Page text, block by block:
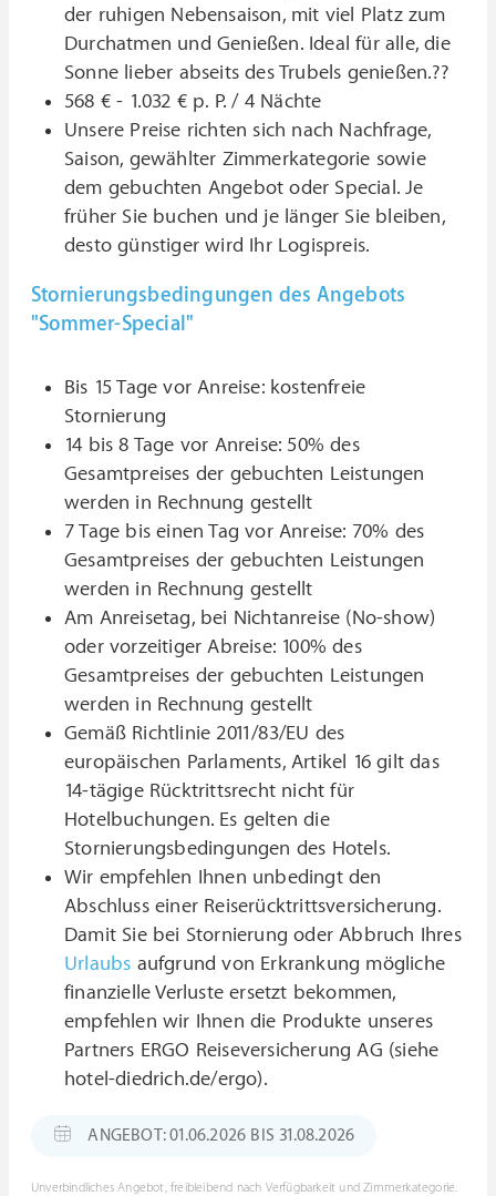
der ruhigen Nebensaison, mit viel Platz zum
Durchatmen und Genießen. Ideal für alle, die
Sonne lieber abseits des Trubels genießen.??
568 € - 1.032 € p. P. / 4 Nächte
Unsere Preise richten sich nach Nachfrage,
Saison, gewählter Zimmerkategorie sowie
dem gebuchten Angebot oder Special. Je
früher Sie buchen und je länger Sie bleiben,
desto günstiger wird Ihr Logispreis.
Stornierungsbedingungen des Angebots
"Sommer-Special"
Bis 15 Tage vor Anreise: kostenfreie
Stornierung
14 bis 8 Tage vor Anreise: 50% des
Gesamtpreises der gebuchten Leistungen
werden in Rechnung gestellt
7 Tage bis einen Tag vor Anreise: 70% des
Gesamtpreises der gebuchten Leistungen
werden in Rechnung gestellt
Am Anreisetag, bei Nichtanreise (No-show)
oder vorzeitiger Abreise: 100% des
Gesamtpreises der gebuchten Leistungen
werden in Rechnung gestellt
Gemäß Richtlinie 2011/83/EU des
europäischen Parlaments, Artikel 16 gilt das
14-tägige Rücktrittsrecht nicht für
Hotelbuchungen. Es gelten die
Stornierungsbedingungen des Hotels.
Wir empfehlen Ihnen unbedingt den
Abschluss einer Reiserücktrittsversicherung.
Damit Sie bei Stornierung oder Abbruch Ihres
Urlaubs aufgrund von Erkrankung mögliche
finanzielle Verluste ersetzt bekommen,
empfehlen wir Ihnen die Produkte unseres
Partners ERGO Reiseversicherung AG (siehe
hotel-diedrich.de/ergo).
ANGEBOT: 01.06.2026 BIS 31.08.2026
Unverbindliches Angebot, freibleibend nach Verfügbarkeit und Zimmerkategorie.